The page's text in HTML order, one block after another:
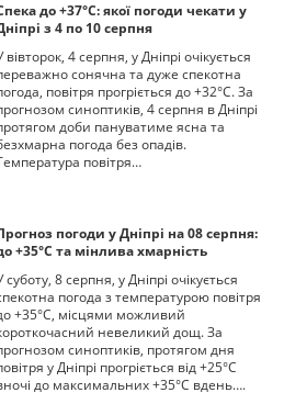
до +37°С: якої погоди чекати у
з 4 по 10 серпня
вівторок, 4 серпня, у Дніпрі очікується
сонячна та дуже спекотна
повітря прогріється до +32°С. За
синоптиків, 4 серпня в Дніпрі
доби пануватиме ясна та
погода без опадів.
повітря…
погоди у Дніпрі на 08 серпня:
+35°C та мінлива хмарність
суботу, 8 серпня, у Дніпрі очікується
погода з температурою повітря
+35°C, місцями можливий
невеликий дощ. За
синоптиків, протягом дня
у Дніпрі прогріється від +25°C
до максимальних +35°C вдень….